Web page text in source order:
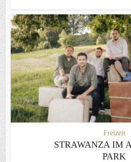
Freizeit
STRAWANZA IM
PARK